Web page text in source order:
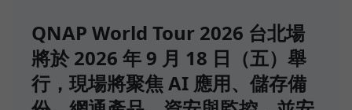
QNAP World Tour 2026 台北場
將於 2026 年 9 月 18 日（五）舉
行，現場將聚焦 AI 應用、儲存備